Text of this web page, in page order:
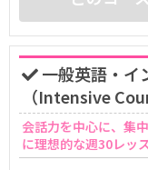
一般英語・イ
（Intensive
会話力を中心に、集
に理想的な週30レッ